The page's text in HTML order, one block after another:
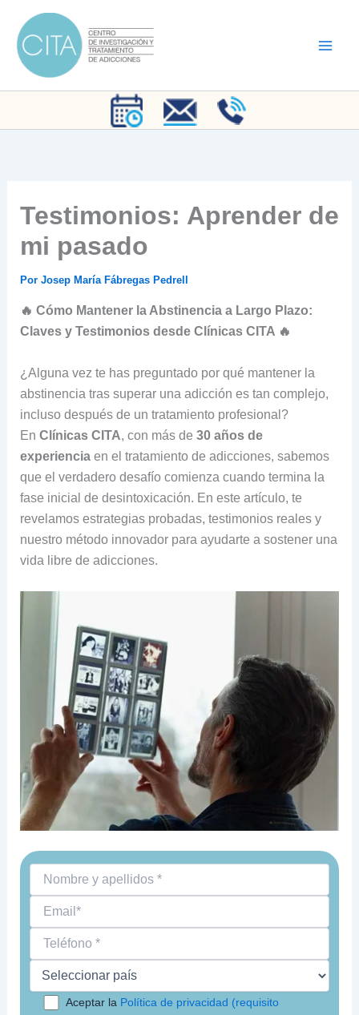
contenido
Testimonios: Aprender de
mi pasado
Por Josep María Fábregas Pedrell
🔥 Cómo Mantener la Abstinencia a Largo Plazo:
Claves y Testimonios desde Clínicas CITA 🔥
¿Alguna vez te has preguntado por qué mantener la
abstinencia tras superar una adicción es tan complejo,
incluso después de un tratamiento profesional?
En Clínicas CITA, con más de 30 años de
experienciaen el tratamiento de adicciones, sabemos
que el verdadero desafío comienza cuando termina la
fase inicial de desintoxicación. En este artículo, te
revelamos estrategias probadas, testimonios reales y
nuestro método innovador para ayudarte a sostener una
vida libre de adicciones.
Aceptar la Política de privacidad (requisito